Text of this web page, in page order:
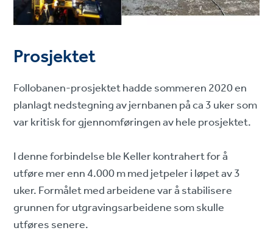
Prosjektet
Follobanen-prosjektet hadde sommeren 2020 en
planlagt nedstegning av jernbanen på ca 3 uker som
var kritisk for gjennomføringen av hele prosjektet.
I denne forbindelse ble Keller kontrahert for å
utføre mer enn 4.000 m med jetpeler i løpet av 3
uker. Formålet med arbeidene var å stabilisere
grunnen for utgravingsarbeidene som skulle
utføres senere.